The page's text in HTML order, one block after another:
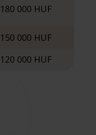
180 000 HUF
150 000 HUF
120 000 HUF